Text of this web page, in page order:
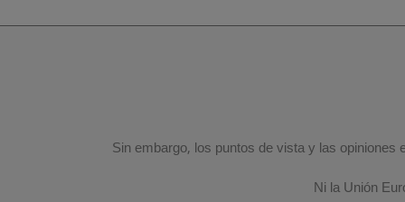
Sin embargo, los puntos de vista y las
Ni la Unión